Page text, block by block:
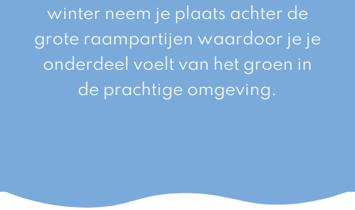
winter neem je plaats achter de
grote raampartijen waardoor je je
onderdeel voelt van het groen in
de prachtige omgeving.